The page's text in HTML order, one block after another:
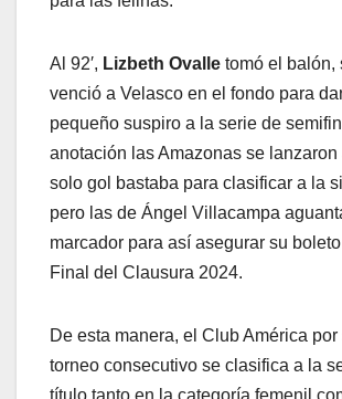
Al 92′, Lizbeth Ovalle tomó el balón,
venció a Velasco en el fondo para
pequeño suspiro a la serie de
anotación las Amazonas se lanzaron
solo gol bastaba para clasificar a la
pero las de Ángel Villacampa
marcador para así asegurar su
Final del Clausura 2024.
De esta manera, el Club América
torneo consecutivo se clasifica a la
título tanto en la categoría femenil